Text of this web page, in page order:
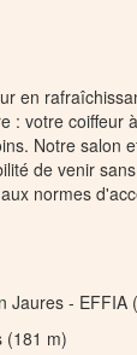
en
: votre coiffeur
Notre salon
de venir
normes
Jaures - EFFIA
(181 m)